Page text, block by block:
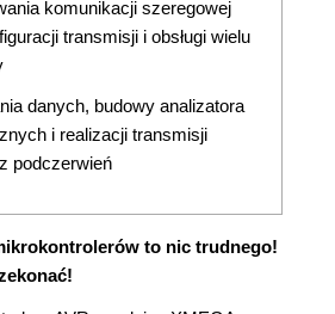
komunikacji szeregowej
transmisji i obsługi wielu
danych, budowy analizatora
i realizacji transmisji
podczerwień
to nic trudnego!